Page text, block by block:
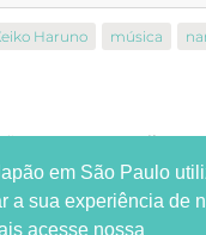
Haruno música
em seu e-mail:
em São Paulo
a sua experiência de
acesse nossa